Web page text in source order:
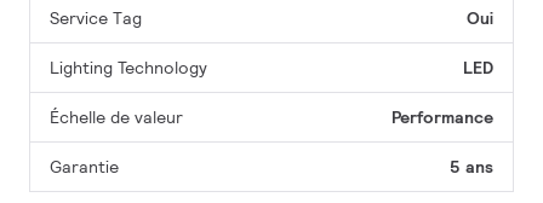
Service Tag Oui
Lighting Technology LED
Échelle de valeur Performance
Garantie 5 ans